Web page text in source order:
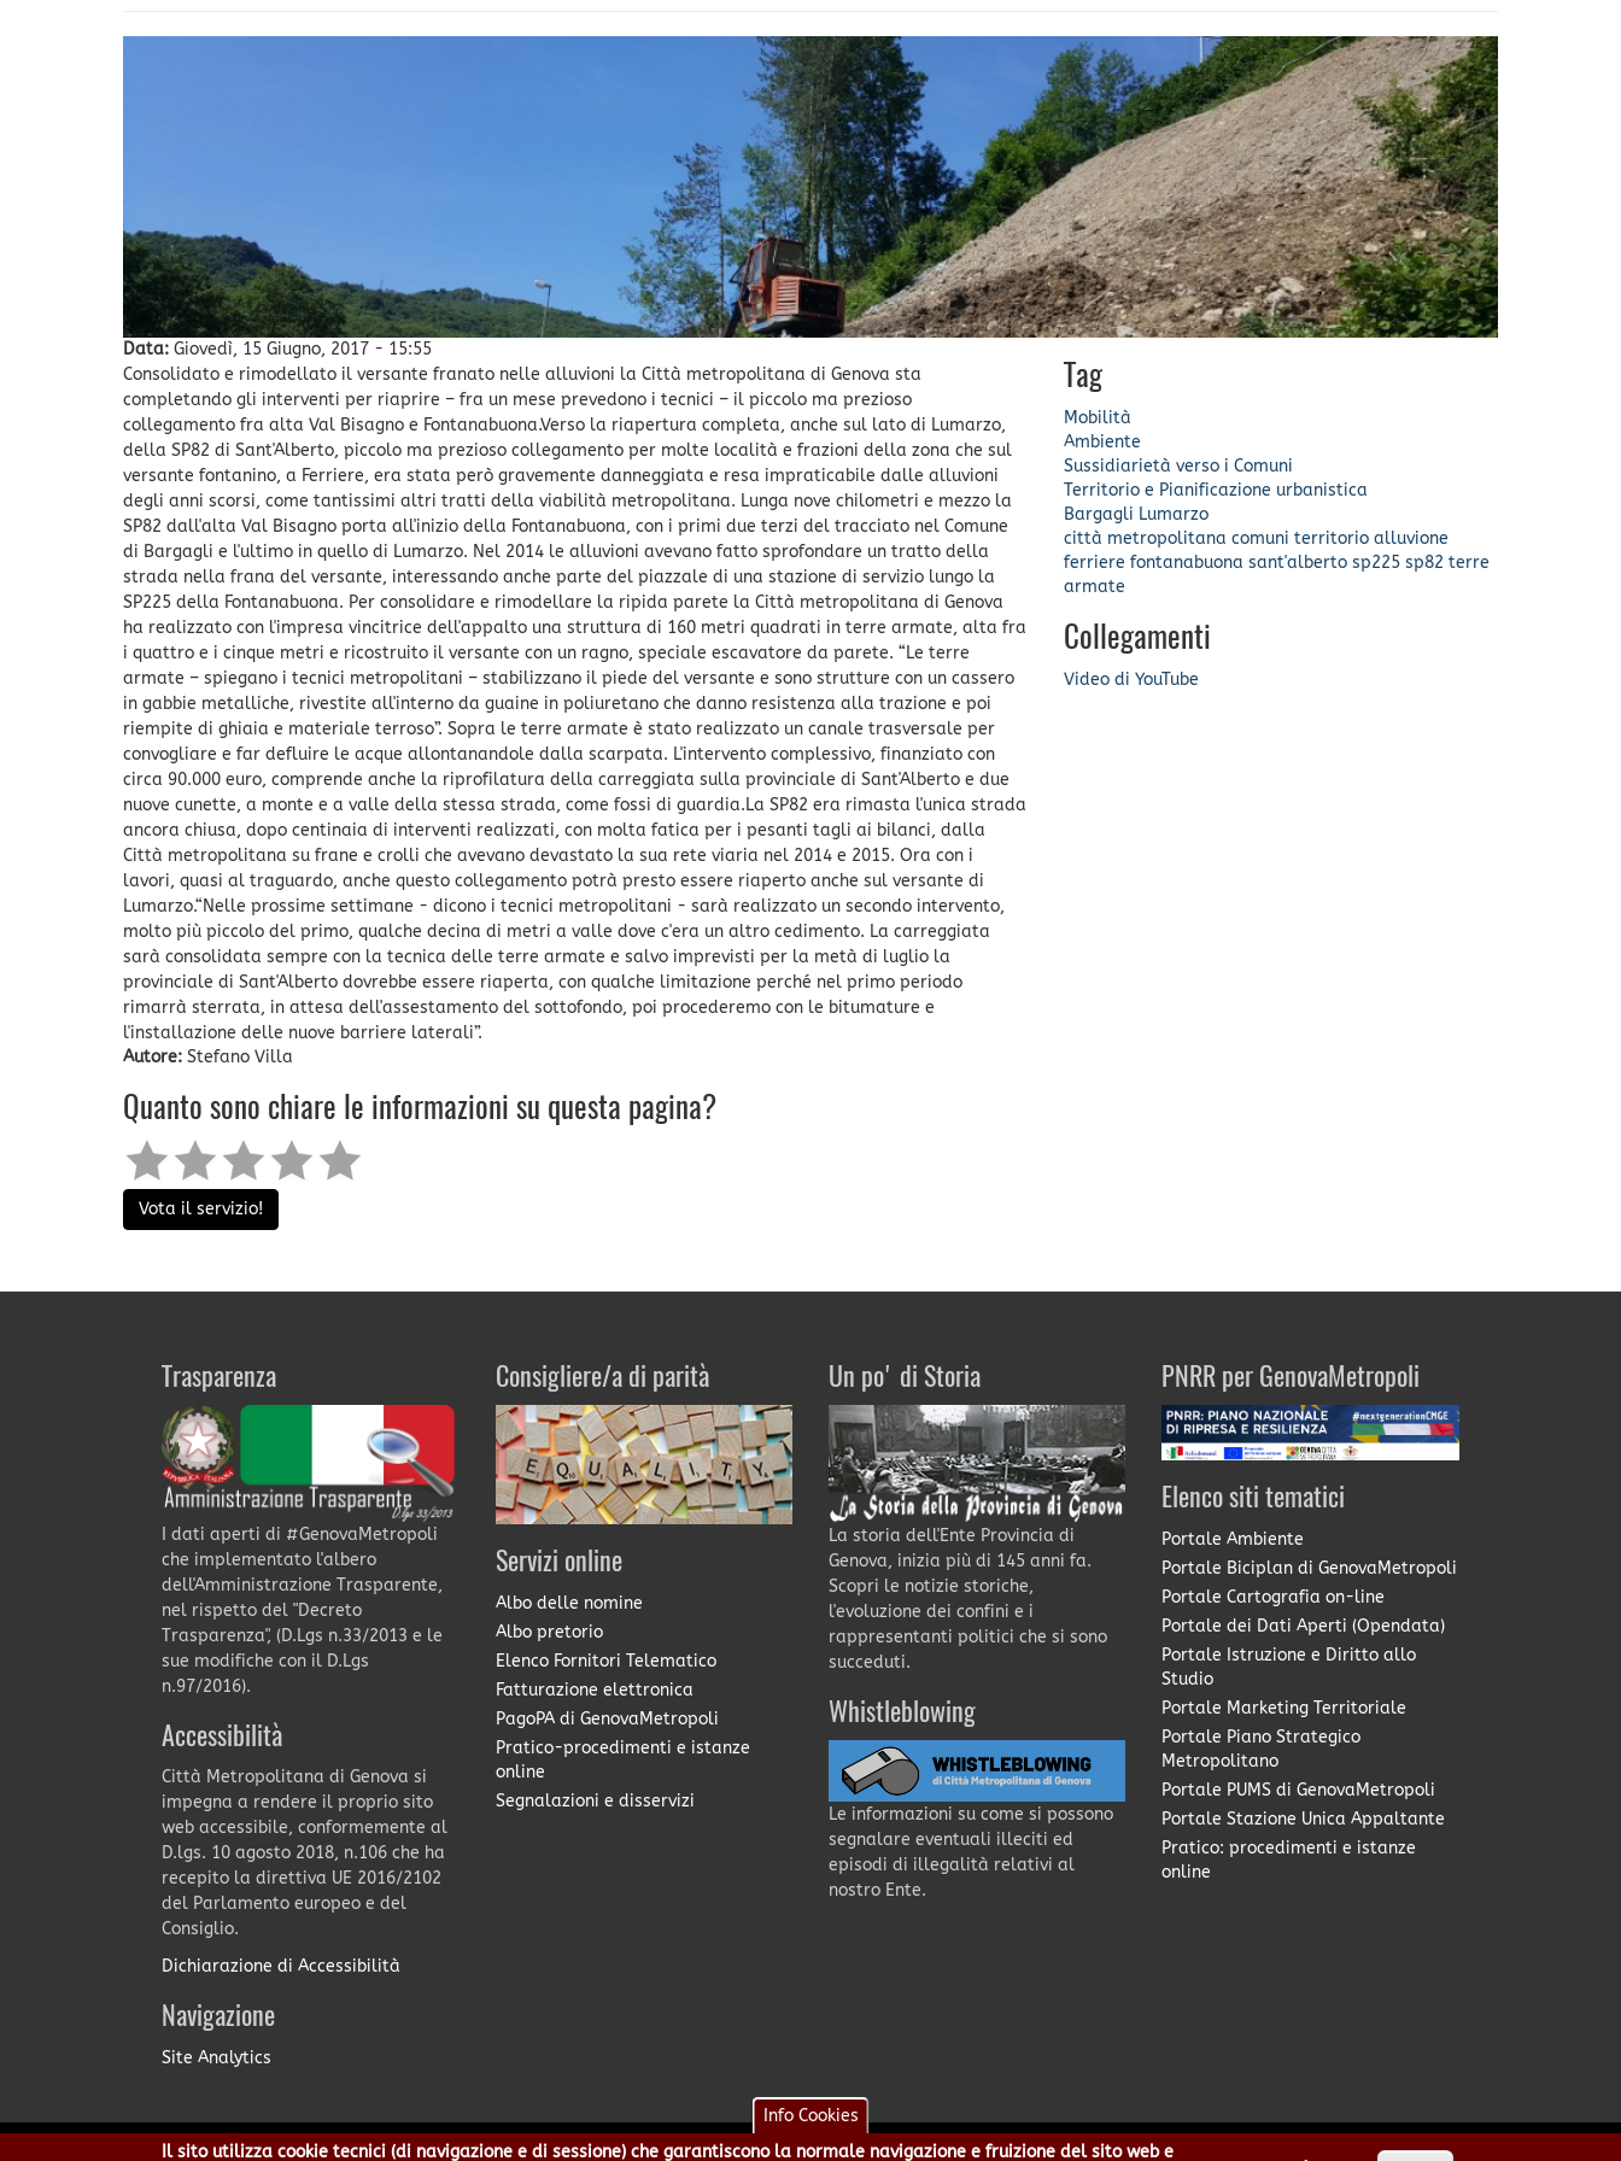
Data: Giovedì, 15 Giugno, 2017 - 15:55
Consolidato e rimodellato il versante franato nelle alluvioni la Città metropolitana di Genova sta
completando gli interventi per riaprire – fra un mese prevedono i tecnici – il piccolo ma prezioso
collegamento fra alta Val Bisagno e Fontanabuona.Verso la riapertura completa, anche sul lato di Lumarzo,
della SP82 di Sant'Alberto, piccolo ma prezioso collegamento per molte località e frazioni della zona che sul
versante fontanino, a Ferriere, era stata però gravemente danneggiata e resa impraticabile dalle alluvioni
degli anni scorsi, come tantissimi altri tratti della viabilità metropolitana. Lunga nove chilometri e mezzo la
SP82 dall'alta Val Bisagno porta all'inizio della Fontanabuona, con i primi due terzi del tracciato nel Comune
di Bargagli e l'ultimo in quello di Lumarzo. Nel 2014 le alluvioni avevano fatto sprofondare un tratto della
strada nella frana del versante, interessando anche parte del piazzale di una stazione di servizio lungo la
SP225 della Fontanabuona. Per consolidare e rimodellare la ripida parete la Città metropolitana di Genova
ha realizzato con l'impresa vincitrice dell'appalto una struttura di 160 metri quadrati in terre armate, alta fra
i quattro e i cinque metri e ricostruito il versante con un ragno, speciale escavatore da parete. “Le terre
armate – spiegano i tecnici metropolitani – stabilizzano il piede del versante e sono strutture con un cassero
in gabbie metalliche, rivestite all'interno da guaine in poliuretano che danno resistenza alla trazione e poi
riempite di ghiaia e materiale terroso”. Sopra le terre armate è stato realizzato un canale trasversale per
convogliare e far defluire le acque allontanandole dalla scarpata. L'intervento complessivo, finanziato con
circa 90.000 euro, comprende anche la riprofilatura della carreggiata sulla provinciale di Sant'Alberto e due
nuove cunette, a monte e a valle della stessa strada, come fossi di guardia.La SP82 era rimasta l'unica strada
ancora chiusa, dopo centinaia di interventi realizzati, con molta fatica per i pesanti tagli ai bilanci, dalla
Città metropolitana su frane e crolli che avevano devastato la sua rete viaria nel 2014 e 2015. Ora con i
lavori, quasi al traguardo, anche questo collegamento potrà presto essere riaperto anche sul versante di
Lumarzo.“Nelle prossime settimane - dicono i tecnici metropolitani - sarà realizzato un secondo intervento,
molto più piccolo del primo, qualche decina di metri a valle dove c'era un altro cedimento. La carreggiata
sarà consolidata sempre con la tecnica delle terre armate e salvo imprevisti per la metà di luglio la
provinciale di Sant'Alberto dovrebbe essere riaperta, con qualche limitazione perché nel primo periodo
rimarrà sterrata, in attesa dell'assestamento del sottofondo, poi procederemo con le bitumature e
l'installazione delle nuove barriere laterali”.
Autore: Stefano Villa
Tag
Mobilità
Ambiente
Sussidiarietà verso i Comuni
Territorio e Pianificazione urbanistica
Bargagli Lumarzo
città metropolitana comuni territorio alluvione
ferriere fontanabuona sant'alberto sp225 sp82 terre
armate
Collegamenti
Video di YouTube
Quanto sono chiare le informazioni su questa pagina?
Vota il servizio!
Trasparenza
I dati aperti di #GenovaMetropoli
che implementato l'albero
dell'Amministrazione Trasparente,
nel rispetto del "Decreto
Trasparenza", (D.Lgs n.33/2013 e le
sue modifiche con il D.Lgs
n.97/2016).
Accessibilità
Città Metropolitana di Genova si
impegna a rendere il proprio sito
web accessibile, conformemente al
D.lgs. 10 agosto 2018, n.106 che ha
recepito la direttiva UE 2016/2102
del Parlamento europeo e del
Consiglio.
Dichiarazione di Accessibilità
Navigazione
Site Analytics
Consigliere/a di parità
Servizi online
Albo delle nomine
Albo pretorio
Elenco Fornitori Telematico
Fatturazione elettronica
PagoPA di GenovaMetropoli
Pratico-procedimenti e istanze
online
Segnalazioni e disservizi
Un po' di Storia
La storia dell'Ente Provincia di
Genova, inizia più di 145 anni fa.
Scopri le notizie storiche,
l'evoluzione dei confini e i
rappresentanti politici che si sono
succeduti.
Whistleblowing
Le informazioni su come si possono
segnalare eventuali illeciti ed
episodi di illegalità relativi al
nostro Ente.
PNRR per GenovaMetropoli
Elenco siti tematici
Portale Ambiente
Portale Biciplan di GenovaMetropoli
Portale Cartografia on-line
Portale dei Dati Aperti (Opendata)
Portale Istruzione e Diritto allo
Studio
Portale Marketing Territoriale
Portale Piano Strategico
Metropolitano
Portale PUMS di GenovaMetropoli
Portale Stazione Unica Appaltante
Pratico: procedimenti e istanze
online
Info Cookies
Il sito utilizza cookie tecnici (di navigazione e di sessione) che garantiscono la normale navigazione e fruizione del sito web e